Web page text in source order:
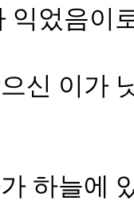
익었음이
신 이가
하늘에